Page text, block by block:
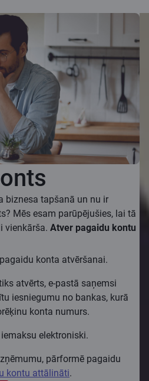
biznesa tapšanā un nu ir
Mēs esam parūpējušies, lai tā
vienkārša. Atver pagaidu kontu
konta atvēršanai.
atvērts, e-pastā saņemsi
iesniegumu no bankas, kurā
konta numurs.
elektroniski.
pārformē pagaidu
kontu attālināti.